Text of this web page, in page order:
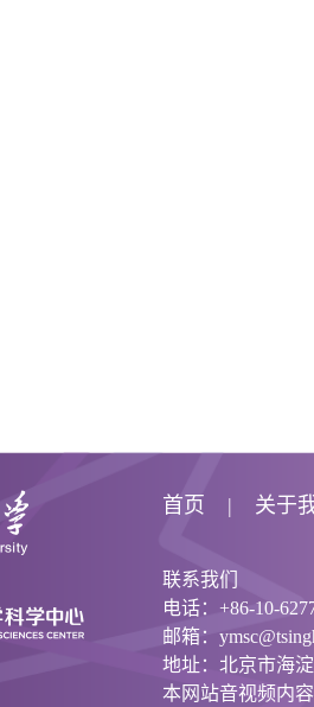
首页 关于
联系我们
电话：+86-10-
邮箱：
地址：北京市海
本网站音视频内